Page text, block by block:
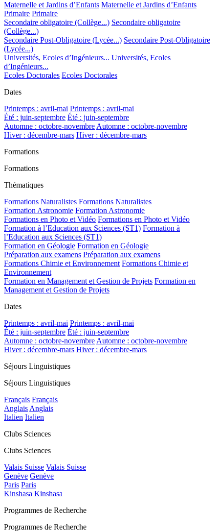
Maternelle et Jardins d’Enfants Maternelle et Jardins d’Enfants
Primaire Primaire
Secondaire obligatoire (Collège...) Secondaire obligatoire
(Collège...)
Secondaire Post-Obligatoire (Lycée...) Secondaire Post-Obligatoire
(Lycée...)
Universités, Ecoles d’Ingénieurs... Universités, Ecoles
d’Ingénieurs...
Ecoles Doctorales Ecoles Doctorales
Dates
Printemps : avril-mai Printemps : avril-mai
Été : juin-septembre Été : juin-septembre
Automne : octobre-novembreAutomne : octobre-novembre
Hiver : décembre-mars Hiver : décembre-mars
Formations
Formations
Thématiques
Formations Naturalistes Formations Naturalistes
Formation Astronomie Formation Astronomie
Formations en Photo et Vidéo Formations en Photo et Vidéo
Formation à l’Education aux Sciences (ST1) Formation à
l’Education aux Sciences (ST1)
Formation en Géologie Formation en Géologie
Préparation aux examens Préparation aux examens
Formations Chimie et Environnement Formations Chimie et
Environnement
Formation en Management et Gestion de Projets Formation en
Management et Gestion de Projets
Dates
Printemps : avril-mai Printemps : avril-mai
Été : juin-septembre Été : juin-septembre
Automne : octobre-novembreAutomne : octobre-novembre
Hiver : décembre-mars Hiver : décembre-mars
Séjours Linguistiques
Séjours Linguistiques
Français Français
AnglaisAnglais
Italien Italien
Clubs Sciences
Clubs Sciences
Valais Suisse Valais Suisse
Genève Genève
Paris Paris
Kinshasa Kinshasa
Programmes de Recherche
Programmes de Recherche